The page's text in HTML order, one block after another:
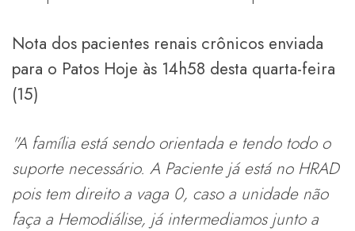
Nota dos pacientes renais crônicos enviada
para o Patos Hoje às 14h58 desta quarta-feira
(15)
"A família está sendo orientada e tendo todo o
suporte necessário. A Paciente já está no HRAD
pois tem direito a vaga 0, caso a unidade não
faça a Hemodiálise, já intermediamos junto a